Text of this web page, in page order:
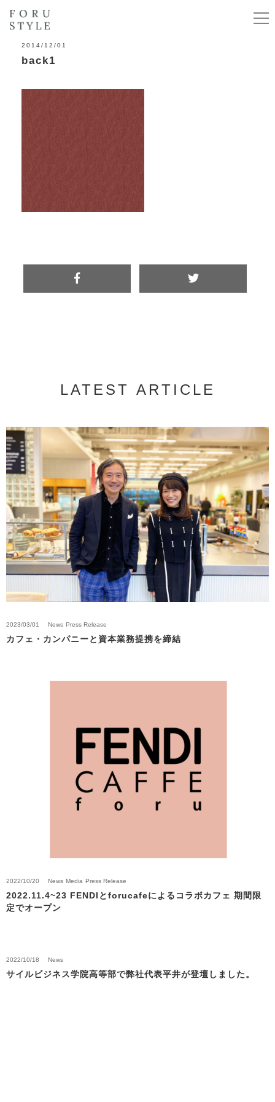
2014/12/01
back1
LATEST ARTICLE
2023/03/01 News Press Release
カフェ・カンパニーと資本業務提携を締結
2022/10/20 News Media Press Release
2022.11.4~23 FENDIとforucafeによるコラボカフェ 期間限
定でオープン